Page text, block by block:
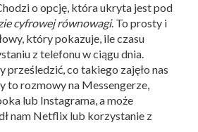
o opcję, która ukryta jest pod
cyfrowej równowagi. To prosty i
który pokazuje, ile czasu
z telefonu w ciągu dnia.
prześledzić, co takiego zajęło nas
to rozmowy na Messengerze,
lub Instagrama, a może
nam Netflix lub korzystanie z